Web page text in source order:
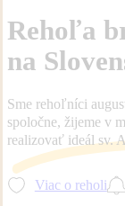
Rehoľa
na
Sme rehoľníci
spoločne, žijeme v
realizovať ideál sv.
Viac o reholi